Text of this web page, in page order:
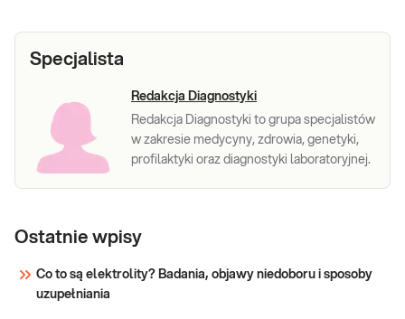
Specjalista
Redakcja Diagnostyki
Redakcja Diagnostyki to grupa specjalistów
w zakresie medycyny, zdrowia, genetyki,
profilaktyki oraz diagnostyki laboratoryjnej.
Ostatnie wpisy
Co to są elektrolity? Badania, objawy niedoboru i sposoby
uzupełniania